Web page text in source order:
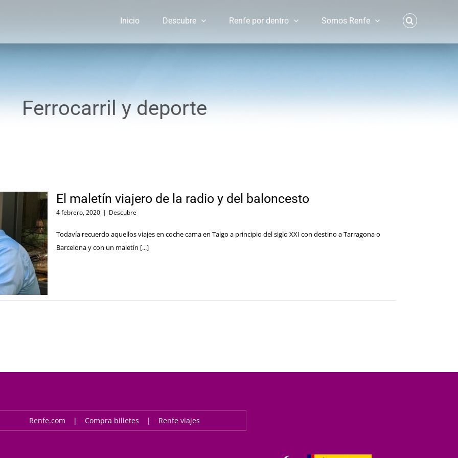
Inicio Descubre Renfe por dentro Somos Renfe
Ferrocarril y deporte
El maletín viajero de la radio y del baloncesto
4 febrero, 2020 | Descubre
Todavía recuerdo aquellos viajes en coche cama en Talgo a principio del siglo XXI con destino a Tarragona o
Barcelona y con un maletín [...]
Renfe.com Compra billetes Renfe viajes